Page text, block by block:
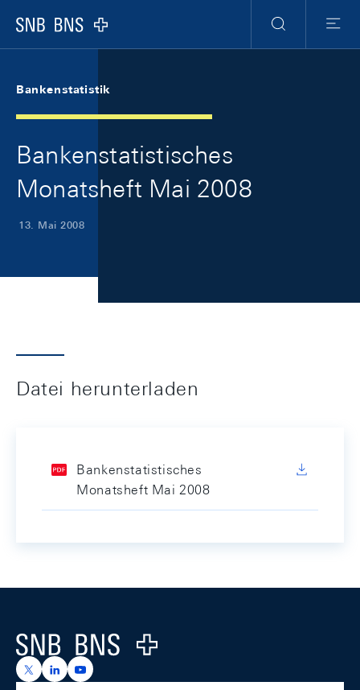
Logo
Suche
Menu
Bankenstatistik
Bankenstatistisches
Monatsheft Mai 2008
13. Mai 2008
Datei herunterladen
Bankenstatistisches
Monatsheft Mai 2008
Logo
https://x.com/snb_bns
https://ch.linkedin.com/company/swiss-national-
https://www.youtube.com/@swissnationalbank